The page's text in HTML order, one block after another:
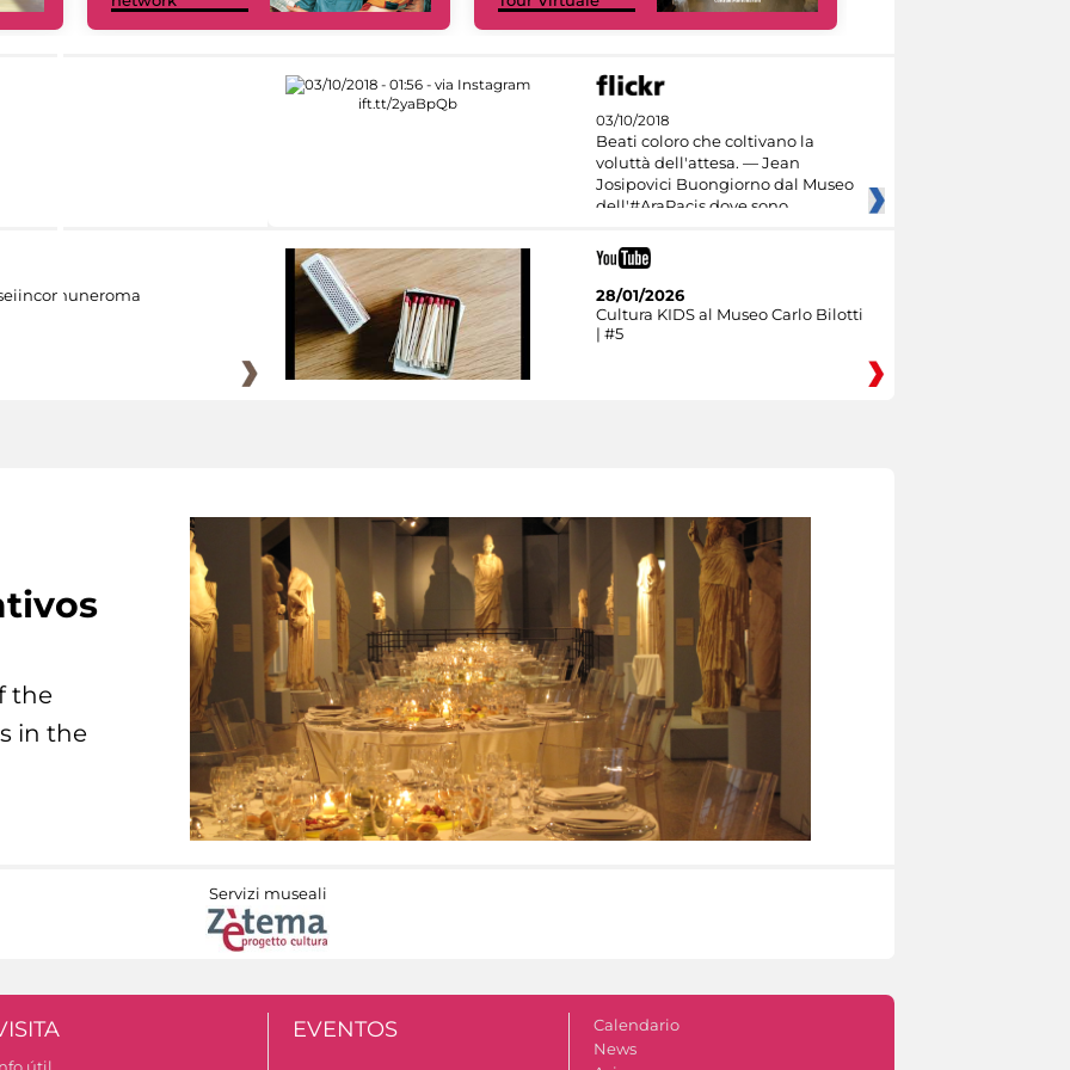
03/10/2018
Beati coloro che coltivano la
voluttà dell'attesa. — Jean
Josipovici Buongiorno dal Museo
dell'#AraPacis dove sono
28/01/2026
Cultura KIDS al Museo Carlo Bilotti
| #5
the
in the
Servizi museali
EVENTOS
Calendario
News